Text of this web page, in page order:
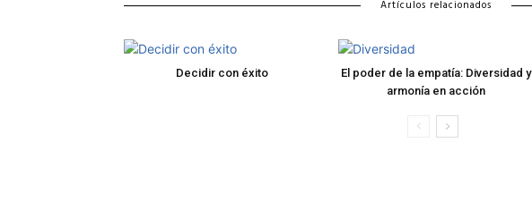
Artículos relacionados
Decidir con éxito
El poder de la empatía: Diversidad y
armonía en acción